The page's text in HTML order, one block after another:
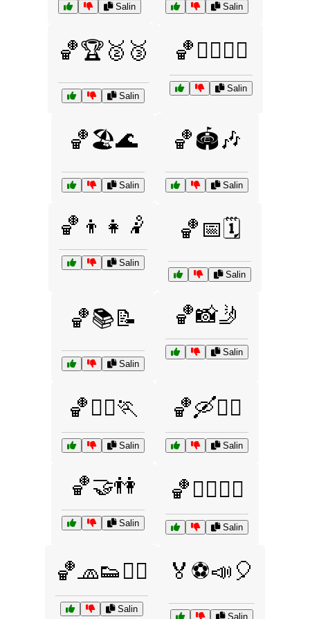
Salin Salin
🏀🏆🥈🥉
Salin
🏀🏋️‍♂️🏃‍♀️
Salin
🏀🏖️🌊
Salin
🏀🏟️🎶
Salin
🏀👦👧🤾
Salin
🏀📅🗓️
Salin
🏀📚📝
Salin
🏀📸🤳
Salin
🏀🚴‍♂️🏃
Salin
🏀🛶🚣‍♂️
Salin
🏀🤝👫
Salin
🏀🧘‍♂️🧘‍♀️
Salin
🏀🧢👟🧍‍♂️
Salin
🏅⚽📣🎈
Salin